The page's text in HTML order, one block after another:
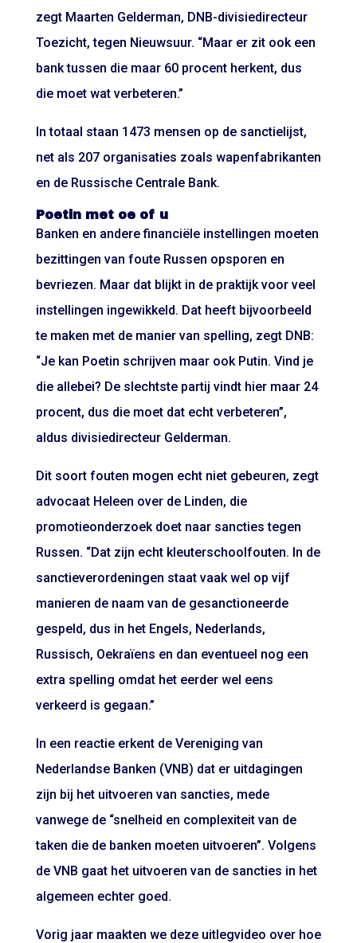
zegt Maarten Gelderman, DNB-divisiedirecteur
Toezicht, tegen Nieuwsuur. “Maar er zit ook een
bank tussen die maar 60 procent herkent, dus
die moet wat verbeteren.”
In totaal staan 1473 mensen op de sanctielijst,
net als 207 organisaties zoals wapenfabrikanten
en de Russische Centrale Bank.
Poetin met oe of u
Banken en andere financiële instellingen moeten
bezittingen van foute Russen opsporen en
bevriezen. Maar dat blijkt in de praktijk voor veel
instellingen ingewikkeld. Dat heeft bijvoorbeeld
te maken met de manier van spelling, zegt DNB:
“Je kan Poetin schrijven maar ook Putin. Vind je
die allebei? De slechtste partij vindt hier maar 24
procent, dus die moet dat echt verbeteren”,
aldus divisiedirecteur Gelderman.
Dit soort fouten mogen echt niet gebeuren, zegt
advocaat Heleen over de Linden, die
promotieonderzoek doet naar sancties tegen
Russen. “Dat zijn echt kleuterschoolfouten. In de
sanctieverordeningen staat vaak wel op vijf
manieren de naam van de gesanctioneerde
gespeld, dus in het Engels, Nederlands,
Russisch, Oekraïens en dan eventueel nog een
extra spelling omdat het eerder wel eens
verkeerd is gegaan.”
In een reactie erkent de Vereniging van
Nederlandse Banken (VNB) dat er uitdagingen
zijn bij het uitvoeren van sancties, mede
vanwege de “snelheid en complexiteit van de
taken die de banken moeten uitvoeren”. Volgens
de VNB gaat het uitvoeren van de sancties in het
algemeen echter goed.
Vorig jaar maakten we deze uitlegvideo over hoe